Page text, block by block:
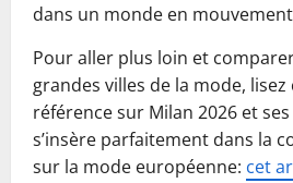
dans un monde en
Pour aller plus loin et
grandes villes de la mode,
référence sur Milan 2026 et
s’insère parfaitement dans la
sur la mode européenne: cet